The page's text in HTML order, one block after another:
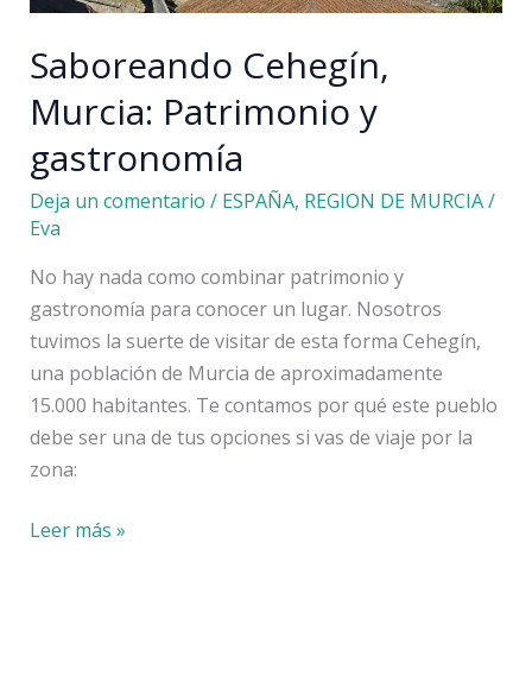
Saboreando Cehegín,
Murcia: Patrimonio y
gastronomía
Deja un comentario / ESPAÑA, REGION DE MURCIA/
Eva
No hay nada como combinar patrimonio y
gastronomía para conocer un lugar. Nosotros
tuvimos la suerte de visitar de esta forma Cehegín,
una población de Murcia de aproximadamente
15.000 habitantes. Te contamos por qué este pueblo
debe ser una de tus opciones si vas de viaje por la
zona:
Saboreando
Leer más »